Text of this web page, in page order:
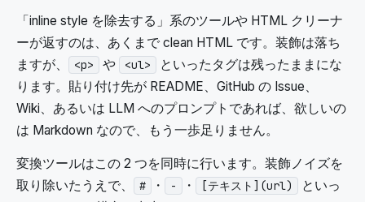
「inline style を除去する」系のツールや HTML クリーナ
ーが返すのは、あくまで clean HTML です。装飾は落ち
ますが、
<p> や <ul>
といったタグは残ったままにな
ります。貼り付け先が README、GitHub の Issue、
Wiki、あるいは LLM へのプロンプトであれば、欲しいの
は Markdown なので、もう一歩足りません。
変換ツールはこの 2 つを同時に行います。装飾ノイズを
取り除いたうえで、
# ・ - ・ [テキスト](url)
といっ